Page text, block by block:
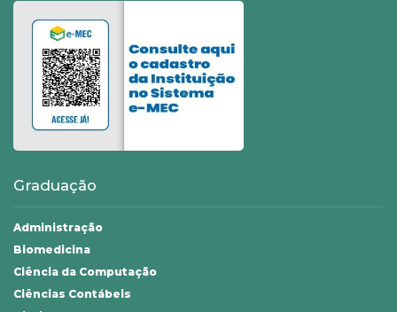
Graduação
Administração
Biomedicina
Ciência da Computação
Ciências Contábeis